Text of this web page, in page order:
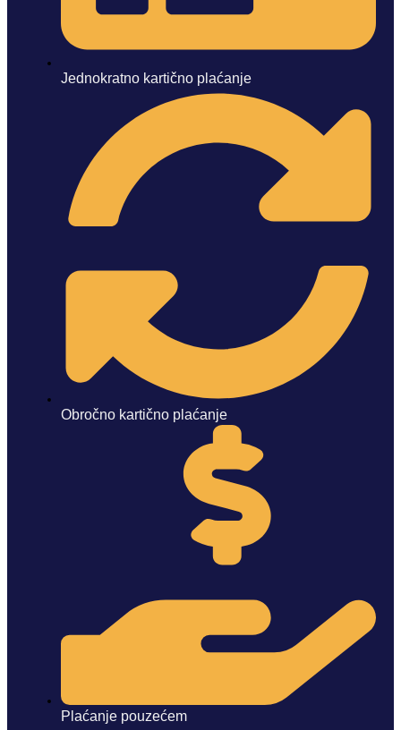
Jednokratno kartično plaćanje
Obročno kartično plaćanje
Plaćanje pouzećem